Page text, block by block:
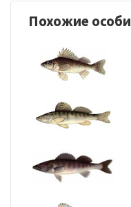
Похожие особи